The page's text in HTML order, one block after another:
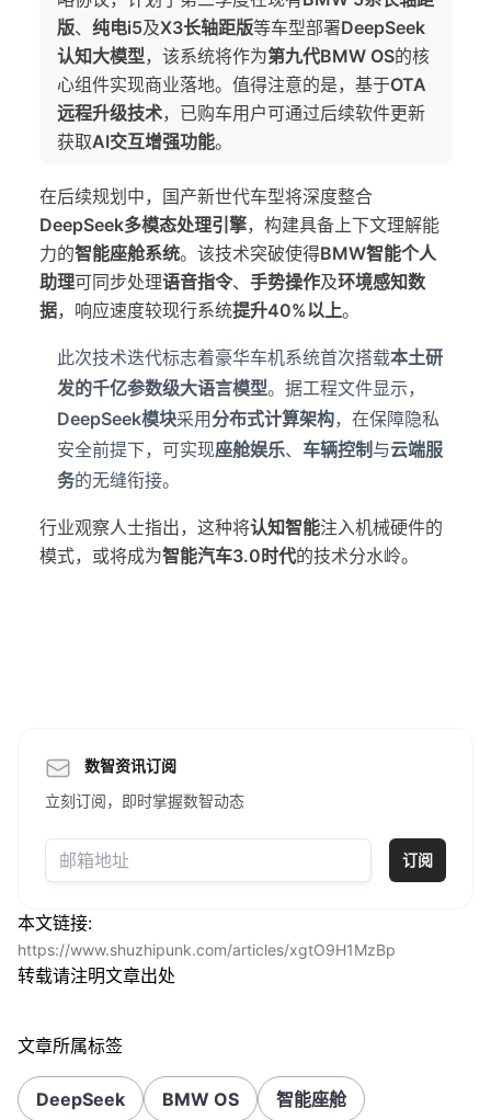
版、 纯电i5及X3长轴距版等车型部署DeepSeek
认知大模型，该系统将作为第九代BMW OS的核
心组件实现商业落地。值得注意的是，基于OTA
远程升级技术，已购车用户可通过后续软件更新
获取AI交互增强功能。
在后续规划中，国产新世代车型将深度整合
DeepSeek多模态处理引擎，构建具备上下文理解能
力的智能座舱系统。该技术突破使得BMW智能个人
助理可同步处理语音指令、 手势操作及环境感知数
据，响应速度较现行系统提升40%以上。
此次技术迭代标志着豪华车机系统首次搭载本土研
发的千亿参数级大语言模型。据工程文件显示，
DeepSeek模块采用分布式计算架构，在保障隐私
安全前提下，可实现座舱娱乐、 车辆控制 与云端服
务的无缝衔接。
行业观察人士指出，这种将认知智能注入机械硬件的
模式，或将成为智能汽车3.0时代的技术分水岭。
数智资讯订阅
立刻订阅，即时掌握数智动态
订阅
本文链接:
https://www.shuzhipunk.com/articles/xgtO9H1MzBp
转载请注明文章出处
文章所属标签
DeepSeek BMW OS 智能座舱